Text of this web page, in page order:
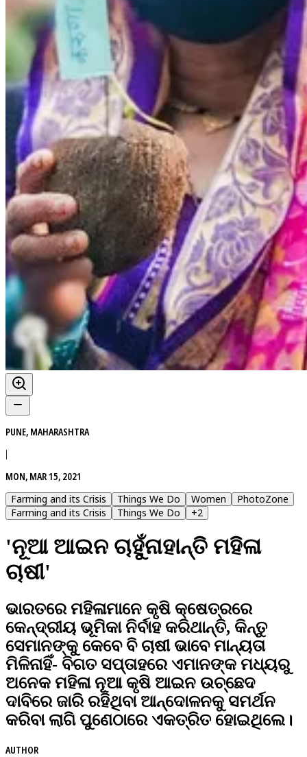
PUNE, MAHARASHTRA
|
MON, MAR 15, 2021
Farming and its Crisis
Things We Do Women
PhotoZone
Farming and its Crisis
Things We Do +2
'ନୂଆ ଆଇନ ଚାହୁଁନାହାନ୍ତି ମହିଳା
ଚାଷୀ'
ଭାରତରେ ମହିଳାମାନେ କୃଷି କ୍ଷେତ୍ରରେ
କେନ୍ଦ୍ରୀୟ ଭୂମିକା ନିର୍ବାହ କରିଥାନ୍ତି, କିନ୍ତୁ
ସେମାନଙ୍କୁ କେବେ ବି ଚାଷୀ ଭାବେ ମାନ୍ୟତା
ମିଳିନାହିଁ- ବିଗତ ସପ୍ତାହରେ ଏମାନଙ୍କ ମଧ୍ୟରୁ
ଅନେକ ମହିଳା ନୂଆ କୃଷି ଆଇନ ଉଚ୍ଛେଦ
ଦାବିରେ ଜାରି ରହିଥିବା ଆନ୍ଦୋଳନକୁ ସମର୍ଥନ
କରିବା ଲାଗି ପୁଣେଠାରେ ଏକତ୍ରିତ ହୋଇଥିଲେ।
AUTHOR